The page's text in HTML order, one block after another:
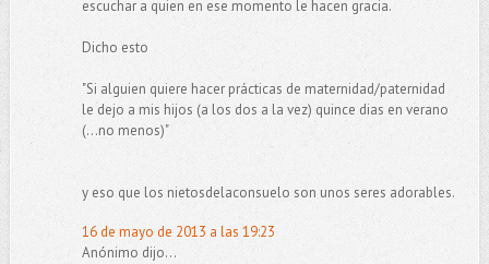
escuchar a quien en ese momento le hacen gracia.
Dicho esto
"Si alguien quiere hacer prácticas de maternidad/paternidad
le dejo a mis hijos (a los dos a la vez) quince dias en verano
(...no menos)"
y eso que los nietosdelaconsuelo son unos seres adorables.
16 de mayo de 2013 a las 19:23
Anónimo dijo...